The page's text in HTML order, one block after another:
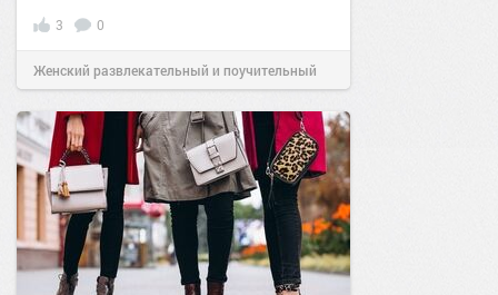
3 0
Женский развлекательный и поучительный
сайт.23:1724 дек 2023